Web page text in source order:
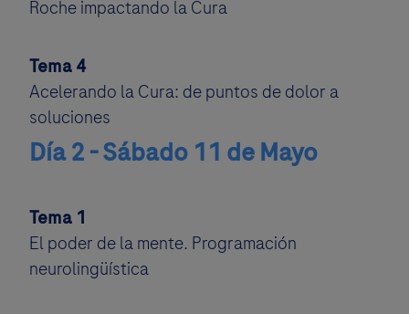
Roche impactando la Cura
Tema 4
Acelerando la Cura: de puntos de dolor a
soluciones
Día 2 - Sábado 11 de Mayo
Tema 1
El poder de la mente. Programación
neurolingüística